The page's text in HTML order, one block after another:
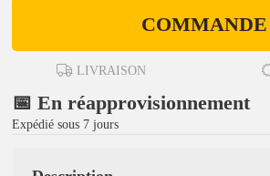
COMMANDE
LIVRAISON
📅 En réapprovisionnement
Expédié sous 7 jours